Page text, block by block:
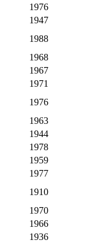
1976
1947
1988
1968
1967
1971
1976
1963
1944
1978
1959
1977
1910
1970
1966
1936